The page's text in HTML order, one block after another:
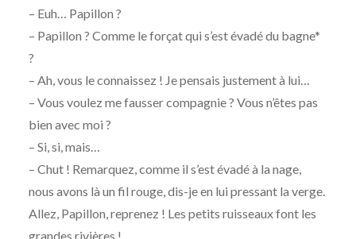
– Euh… Papillon ?
– Papillon ? Comme le forçat qui s’est évadé du bagne*
?
– Ah, vous le connaissez ! Je pensais justement à lui…
– Vous voulez me fausser compagnie ? Vous n’êtes pas
bien avec moi ?
– Si, si, mais…
– Chut ! Remarquez, comme il s’est évadé à la nage,
nous avons là un fil rouge, dis-je en lui pressant la verge.
Allez, Papillon, reprenez ! Les petits ruisseaux font les
grandes rivières !